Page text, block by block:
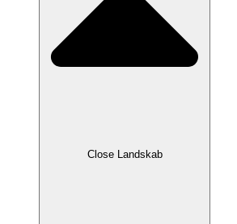
Close Landskab